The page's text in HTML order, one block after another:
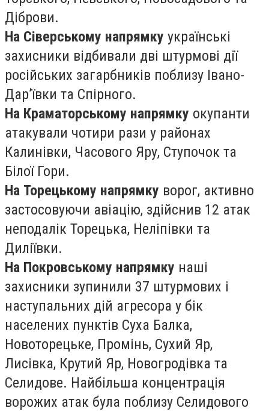
Діброви.
На Сіверському напрямку українські
захисники відбивали дві штурмові дії
російських загарбників поблизу Івано-
Дар’ївки та Спірного.
На Краматорському напрямку окупанти
атакували чотири рази у районах
Калинівки, Часового Яру, Ступочок та
Білої Гори.
На Торецькому напрямку ворог, активно
застосовуючи авіацію, здійснив 12 атак
неподалік Торецька, Неліпівки та
Диліївки.
На Покровському напрямку наші
захисники зупинили 37 штурмових і
наступальних дій агресора у бік
населених пунктів Суха Балка,
Новоторецьке, Промінь, Сухий Яр,
Лисівка, Крутий Яр, Новогродівка та
Селидове. Найбільша концентрація
ворожих атак була поблизу Селидового